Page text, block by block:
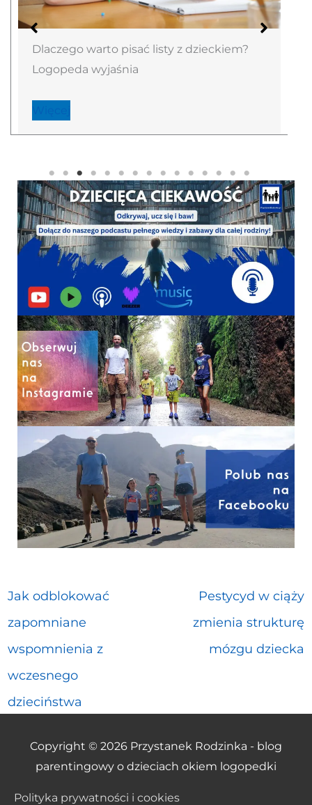
Dlaczego warto pisać listy z dzieckiem?
Logopeda wyjaśnia
Jak odblokować
zapomniane
wspomnienia z
wczesnego
dzieciństwa
Pestycyd w ciąży
zmienia strukturę
mózgu dziecka
Copyright © 2026 Przystanek Rodzinka - blog
parentingowy o dzieciach okiem logopedki
Polityka prywatności i cookies